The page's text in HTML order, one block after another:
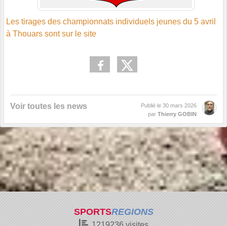
Les tirages des championnats individuels jeunes du 5 avril
à Thouars sont sur le site
Voir toutes les news Publié le 30 mars 2026
par Thierry GOBIN
SPORTSREGIONS